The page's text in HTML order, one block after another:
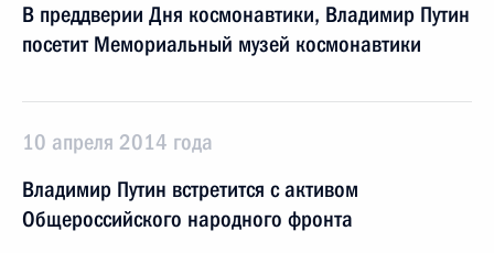
В преддверии Дня космонавтики, Владимир Путин
посетит Мемориальный музей космонавтики
10 апреля 2014 года
Владимир Путин встретится с активом
Общероссийского народного фронта